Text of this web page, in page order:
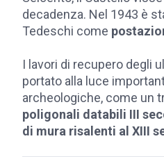
decadenza. Nel 1943 è
Tedeschi come
I lavori di recupero degli
portato alla luce
archeologiche, come un
poligonali databili III
di mura risalenti al XIII